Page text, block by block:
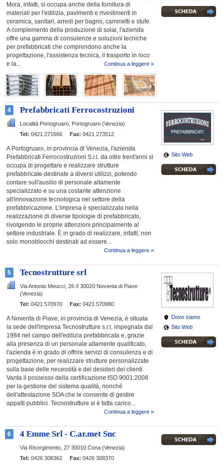
Mora, infatti, si occupa anche della fornitura di
materiali per l'edilizia, pavimenti e rivestimenti in
ceramica, sanitari, arredi per bagno, caminetti e stufe.
A complemento della produzione di solai, l'azienda
offre una gamma di consulenze e soluzioni tecniche
per prefabbricati che comprendono anche la
progettazione, l'assistenza tecnica, il trasporto in loco
e la...
Continua a leggere »
4 Prefabbricati Ferrocostruzioni
Località Portogruaro, Portogruaro (Venezia)
Tel: 0421 271666 Fax: 0421 273512
A Portogruaro, in provincia di Venezia, l'azienda
Prefabbricati Ferrocostruzioni S.r.l. da oltre trent'anni si
occupa di progettare e realizzare strutture
prefabbricate destinate a diversi utilizzi, potendo
contare sull'ausilio di personale altamente
specializzato e su una costante attenzione
all'innovazione tecnologica nel settore della
prefabbricazione. L'impresa è specializzata nella
realizzazione di diverse tipologie di prefabbricato,
rivolgendo le proprie attenzioni principalmente al
settore industriale. È in grado di realizzare, infatti, non
solo monoblocchi destinati ad essere...
Continua a leggere »
Sito Web
5 Tecnostrutture srl
Via Antonio Meucci, 26 /I 30020 Noventa di Piave
(Venezia)
Tel: 0421 570970 Fax: 0421 570980
A Noventa di Piave, in provincia di Venezia, è situata
la sede dell'impresa Tecnostrutture s.r.l, impegnata dal
1984 nel campo dell'edilizia prefabbricata e, grazie
alla presenza di un personale altamente qualificato,
l'azienda è in grado di offrire servizi di consulenza e di
progettazione, per realizzare strutture personalizzate
sulla base delle necessità e dei desideri dei clienti.
Vanta il possesso della certificazione ISO 9001:2008
per la gestione del sistema qualità, nonché
dell'attestazione SOA che le consente di gestire
appalti pubblici. Tecnostrutture si è fatta carico...
Continua a leggere »
Dove siamo
Sito Web
6 4 Emme Srl - C.ar.met Snc
Via Risorgimento, 27 30010 Cona (Venezia)
Tel: 0426 308362 Fax: 0426 308370